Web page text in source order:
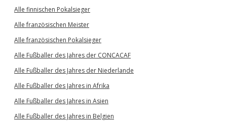
Alle finnischen Pokalsieger
Alle französischen Meister
Alle französischen Pokalsieger
Alle Fußballer des Jahres der CONCACAF
Alle Fußballer des Jahres der Niederlande
Alle Fußballer des Jahres in Afrika
Alle Fußballer des Jahres in Asien
Alle Fußballer des Jahres in Belgien